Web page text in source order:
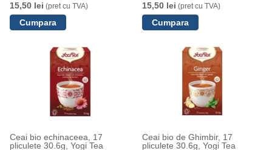
15,50 lei (pret cu TVA)
15,50 lei (pret cu TVA)
Ceai bio echinaceea, 17
pliculete 30.6g, Yogi Tea
Ceai bio de Ghimbir, 17
pliculete 30.6g, Yogi Tea